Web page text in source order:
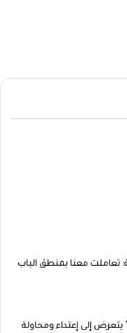
تعاملت معنا بمنطق الباب
إلى إعتداء ومحاولة